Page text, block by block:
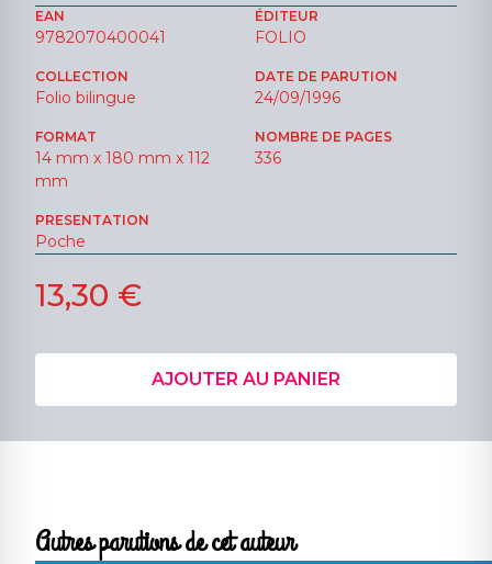
EAN
9782070400041
ÉDITEUR
FOLIO
COLLECTION
Folio bilingue
DATE DE PARUTION
24/09/1996
FORMAT
14 mm x 180 mm x 112
mm
NOMBRE DE PAGES
336
PRESENTATION
Poche
13,30 €
AJOUTER AU PANIER
Autres parutions de cet auteur